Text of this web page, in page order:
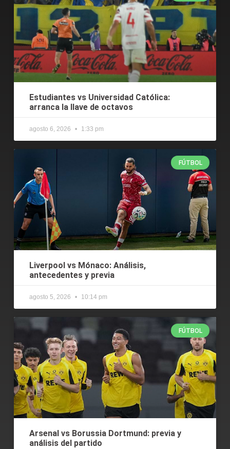
Estudiantes vs Universidad Católica:
arranca la llave de octavos
agosto 6, 2026 1:33 pm
FÚTBOL
Liverpool vs Mónaco: Análisis,
antecedentes y previa
agosto 5, 2026 10:14 pm
FÚTBOL
Arsenal vs Borussia Dortmund: previa y
análisis del partido